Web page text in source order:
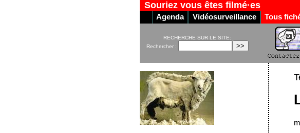
Souriez vous êtes filmé·es
Agenda Vidéosurveillance Tous
RECHERCHE SUR LE SITE:
Rechercher :